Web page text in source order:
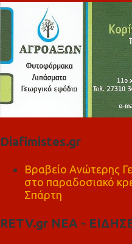
Diafimistes.gr
Βραβείο Ανώτερης
στο παραδοσιακό
Σπάρτη
RETV.gr ΝΕΑ -